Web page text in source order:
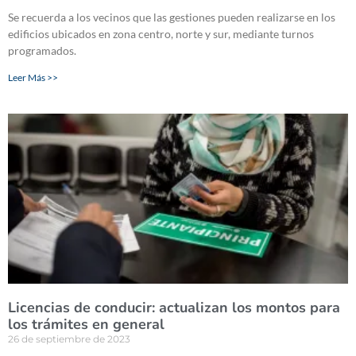
Se recuerda a los vecinos que las gestiones pueden realizarse en los
edificios ubicados en zona centro, norte y sur, mediante turnos
programados.
Leer Más >>
Licencias de conducir: actualizan los montos para
los trámites en general
26 de septiembre de 2023